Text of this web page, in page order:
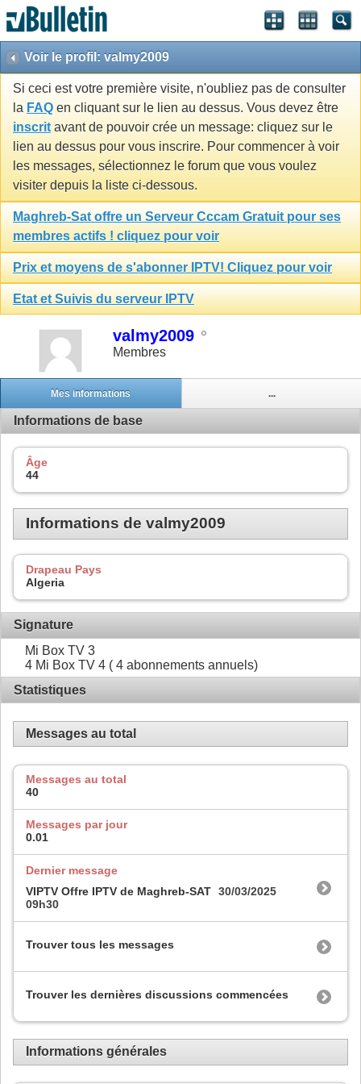
Voir le profil: valmy2009
Si ceci est votre première visite, n'oubliez pas de consulter
la FAQ en cliquant sur le lien au dessus. Vous devez être
inscrit avant de pouvoir crée un message: cliquez sur le
lien au dessus pour vous inscrire. Pour commencer à voir
les messages, sélectionnez le forum que vous voulez
visiter depuis la liste ci-dessous.
Maghreb-Sat offre un Serveur Cccam Gratuit pour ses
membres actifs ! cliquez pour voir
Prix et moyens de s'abonner IPTV! Cliquez pour voir
Etat et Suivis du serveur IPTV
valmy2009
Membres
Mes informations ...
Informations de base
Âge
44
Informations de valmy2009
Drapeau Pays
Algeria
Signature
Mi Box TV 3
4 Mi Box TV 4 ( 4 abonnements annuels)
Statistiques
Messages au total
Messages au total
40
Messages par jour
0.01
Dernier message
VIPTV Offre IPTV de Maghreb-SAT 30/03/2025
09h30
Trouver tous les messages
Trouver les dernières discussions commencées
Informations générales